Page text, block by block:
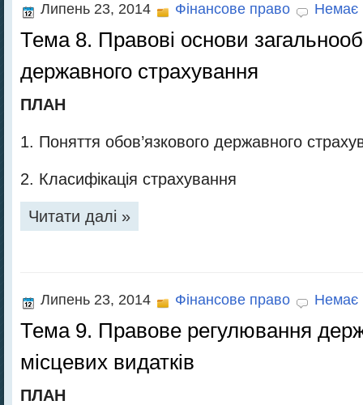
Липень 23, 2014 Фінансове право Немає
Тема 8. Правові основи
державного страхування
ПЛАН
1. Поняття обов’язкового державного
2. Класифікація страхування
Читати далі »
Липень 23, 2014 Фінансове право Немає
Тема 9. Правове регулювання
місцевих видатків
ПЛАН